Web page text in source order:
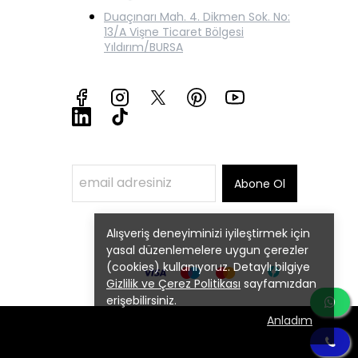
Alışveriş deneyiminizi iyileştirmek için
yasal düzenlemelere uygun çerezler
(cookies) kullanıyoruz. Detaylı bilgiye
Gizlilik ve Çerez Politikası sayfamızdan
erişebilirsiniz.
Anladım
Duaçınarı Mah. 4. Dikmen Sok. No:
13/A Vişne Ticaret Bölgesi
Yıldırım/BURSA
Abone Ol